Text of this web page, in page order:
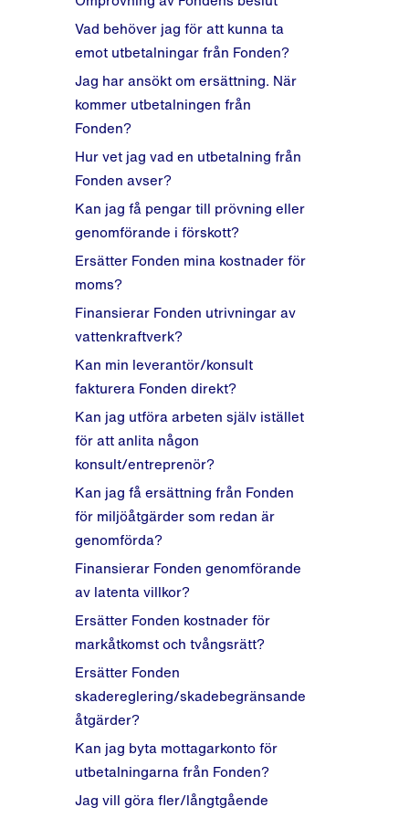
Gäller självrisken på 15% även
när Fonden finansierar
utredningar i samverkan?
Min verksamhet ligger långt från
övriga verksamheter i
prövningsgruppen. Ska jag ändå
delta i samverkan?
Vid omprövning av tillstånd,
fortsatt drift eller utrivning
Vid tillståndsprövning för
utrivning när befintligt
tillstånd saknas
Vid tillståndsprövning för
fortsatt drift när befintligt
tillstånd saknas
Vid tillståndsprövning vid
utökande av verksamheten
Vid Natura 2000-
tillståndsprövning
Prövningsavgift
Kostnader i genomförandeplan
Administrativa kostnader
Exempel på kostnader som inte
ersätts av Fonden
Vad behöver jag för att kunna ta
emot utbetalningar från Fonden?
Jag har ansökt om ersättning. När
kommer utbetalningen från
Fonden?
Hur vet jag vad en utbetalning från
Fonden avser?
Kan jag få pengar till prövning eller
genomförande i förskott?
Ersätter Fonden mina kostnader för
moms?
Finansierar Fonden utrivningar av
vattenkraftverk?
Kan min leverantör/konsult
fakturera Fonden direkt?
Kan jag utföra arbeten själv istället
för att anlita någon
konsult/entreprenör?
Kan jag få ersättning från Fonden
för miljöåtgärder som redan är
genomförda?
Finansierar Fonden genomförande
av latenta villkor?
Ersätter Fonden kostnader för
markåtkomst och tvångsrätt?
Ersätter Fonden
skadereglering/skadebegränsande
åtgärder?
Kan jag byta mottagarkonto för
utbetalningarna från Fonden?
Jag vill göra fler/långtgående